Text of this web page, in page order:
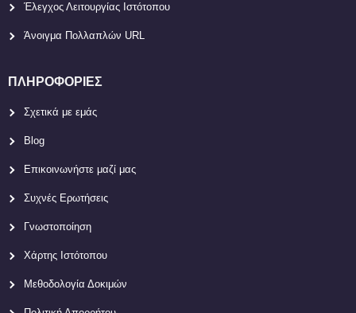
Έλεγχος Λειτουργίας Ιστότοπου
Άνοιγμα Πολλαπλών URL
ΠΛΗΡΟΦΟΡΊΕΣ
Σχετικά με εμάς
Blog
Επικοινωνήστε μαζί μας
Συχνές Ερωτήσεις
Γνωστοποίηση
Χάρτης Ιστότοπου
Μεθοδολογία Δοκιμών